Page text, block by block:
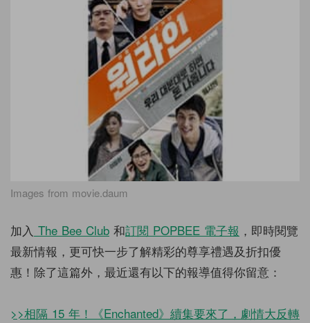
Images from movie.daum
加入 The Bee Club 和訂閱 POPBEE 電子報 ，即時閱覽
最新情報，更可快一步了解精彩的尊享禮遇及折扣優
惠！除了這篇外，最近還有以下的報導值得你留意：
>>相隔 15 年！《Enchanted》續集要來了，劇情大反轉